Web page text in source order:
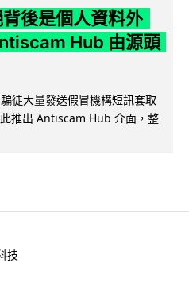
後是個人資料外
Hub 由源頭
徒大量發送假冒機構短訊套取
推出 Antiscam Hub 介面，整
技